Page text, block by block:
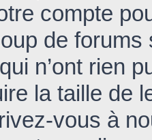
compte
de
n’ont rien
la taille de
vous à